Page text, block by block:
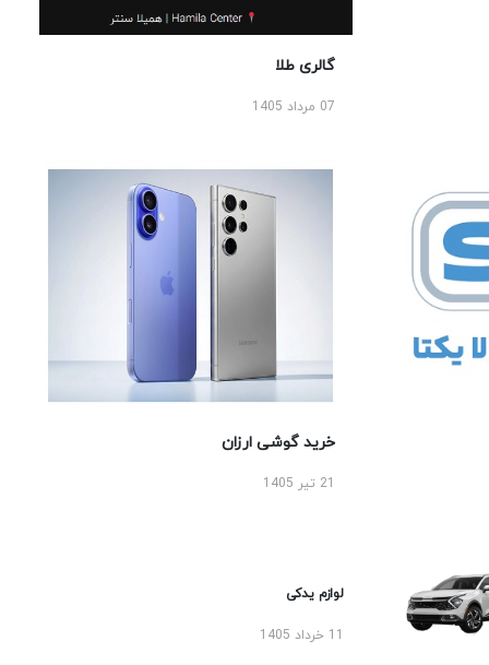
گالری طلا
07 مرداد 1405
خرید گوشی ارزان
لوازم یدکی